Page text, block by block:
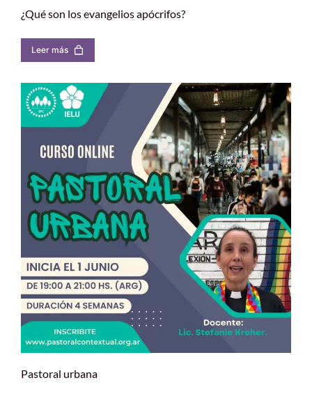
¿Qué son los evangelios apócrifos?
Leer más
Pastoral urbana